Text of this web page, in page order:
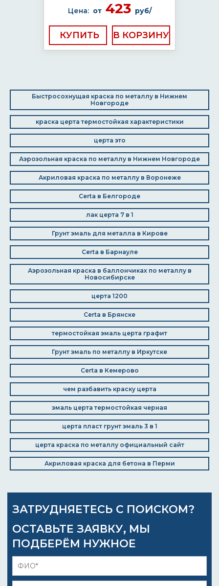
Цена: от423 руб/
КУПИТЬ
Быстросохнущая краска по металлу в Нижнем
Новгороде
краска церта термостойкая характеристики
церта это
Аэрозольная краска по металлу в Нижнем Новгороде
Акриловая краска по металлу в Воронеже
Certa в Белгороде
лак церта 7 в 1
Грунт эмаль для металла в Кирове
Certa в Барнауле
Аэрозольная краска в баллончиках по металлу в
Новосибирске
церта 1200
Certa в Брянске
термостойкая эмаль церта графит
Грунт эмаль по металлу в Иркутске
Certa в Кемерово
чем разбавить краску церта
эмаль церта термостойкая черная
церта пласт грунт эмаль 3 в 1
церта краска по металлу официальный сайт
Акриловая краска для бетона в Перми
ЗАТРУДНЯЕТЕСЬ С ПОИСКОМ?
ОСТАВЬТЕ ЗАЯВКУ, МЫ
ПОДБЕРЁМ НУЖНОЕ